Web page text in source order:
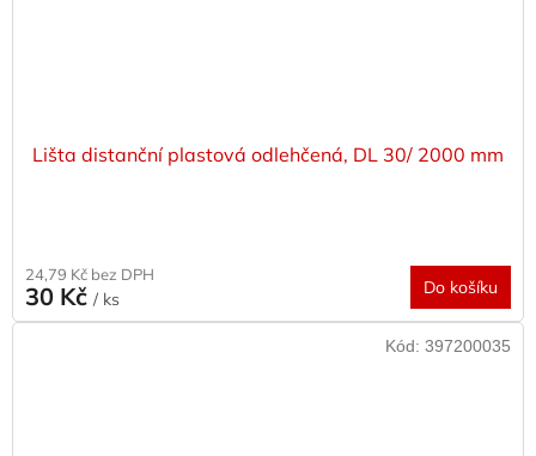
Lišta distanční plastová odlehčená, DL 30/ 2000 mm
24,79 Kč bez DPH
30 Kč / ks
Do košíku
Kód: 397200035